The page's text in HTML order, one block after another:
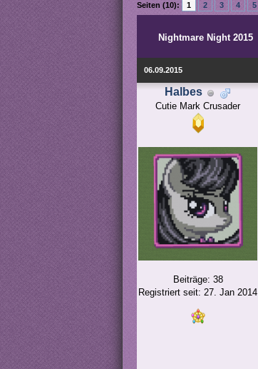
Seiten (10): 1 2 3 4 5
Nightmare Night 2015
06.09.2015
Halbes
Cutie Mark Crusader
Beiträge: 38
Registriert seit: 27. Jan 2014